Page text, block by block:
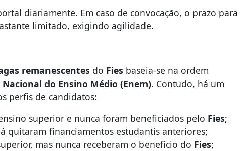
diariamente. Em caso de convocação, o prazo para
limitado, exigindo agilidade.
remanescentes do Fies baseia-se na ordem
Nacional do Ensino Médio (Enem). Contudo, há um
perfis de candidatos:
superior e nunca foram beneficiados pelo Fies;
quitaram financiamentos estudantis anteriores;
mas nunca receberam o benefício do Fies;